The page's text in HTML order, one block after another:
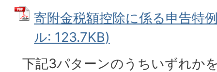
寄附金税額控除に係る申告特
ル: 123.7KB)
下記3パターンのうちいずれか